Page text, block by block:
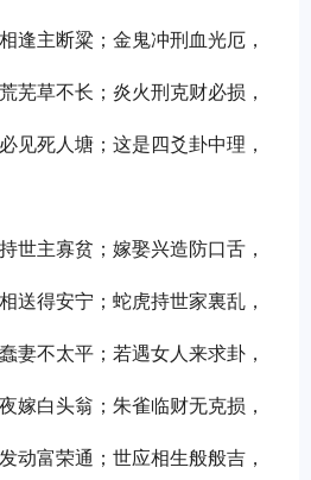
逢主断粱；金鬼冲刑血光厄，
芜草不长；炎火刑克财必损，
见死人塘；这是四爻卦中理，
世主寡贫；嫁娶兴造防口舌，
送得安宁；蛇虎持世家裏乱，
妻不太平；若遇女人来求卦，
嫁白头翁；朱雀临财无克损，
动富荣通；世应相生般般吉，